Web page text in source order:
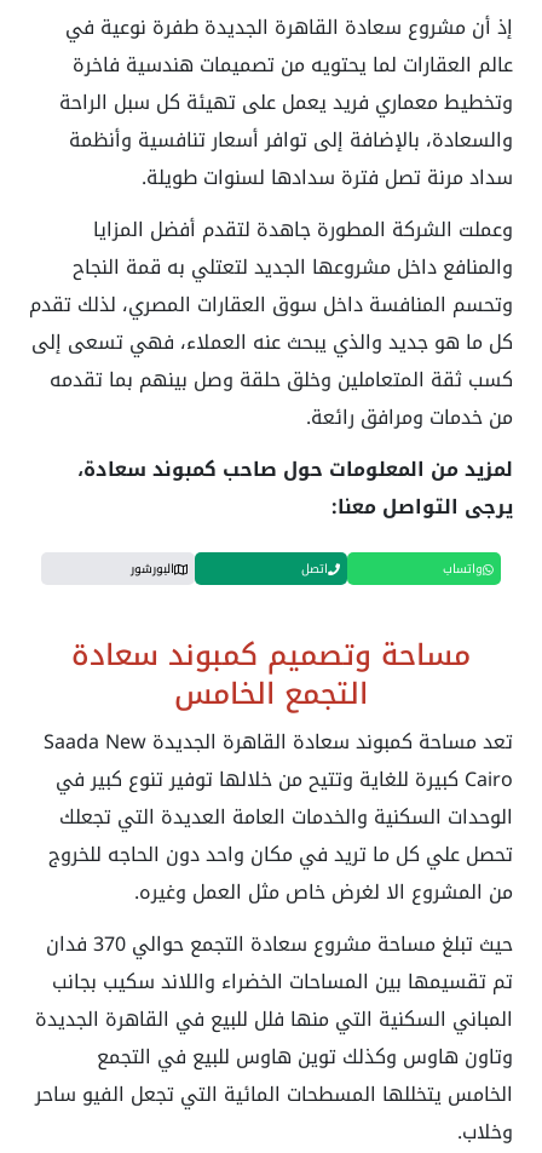
إذ أن مشروع سعادة القاهرة الجديدة طفرة نوعية في
عالم العقارات لما يحتويه من تصميمات هندسية فاخرة
وتخطيط معماري فريد يعمل على تهيئة كل سبل الراحة
والسعادة، بالإضافة إلى توافر أسعار تنافسية وأنظمة
سداد مرنة تصل فترة سدادها لسنوات طويلة.
وعملت الشركة المطورة جاهدة لتقدم أفضل المزايا
والمنافع داخل مشروعها الجديد لتعتلي به قمة النجاح
وتحسم المنافسة داخل سوق العقارات المصري، لذلك تقدم
كل ما هو جديد والذي يبحث عنه العملاء، فهي تسعى إلى
كسب ثقة المتعاملين وخلق حلقة وصل بينهم بما تقدمه
من خدمات ومرافق رائعة.
لمزيد من المعلومات حول صاحب كمبوند سعادة،
يرجى التواصل معنا:
واتساب اتصل البورشور
مساحة وتصميم كمبوند سعادة
التجمع الخامس
تعد مساحة كمبوند سعادة القاهرة الجديدةSaada New
Cairo كبيرة للغاية وتتيح من خلالها توفير تنوع كبير في
الوحدات السكنية والخدمات العامة العديدة التي تجعلك
تحصل علي كل ما تريد في مكان واحد دون الحاجه للخروج
من المشروع الا لغرض خاص مثل العمل وغيره.
حيث تبلغ مساحة مشروع سعادة التجمع حوالي 370 فدان
تم تقسيمها بين المساحات الخضراء واللاند سكيب بجانب
المباني السكنية التي منها فلل للبيع في القاهرة الجديدة
وتاون هاوس وكذلك توين هاوس للبيع في التجمع
الخامس يتخللها المسطحات المائية التي تجعل الفيو ساحر
وخلاب.